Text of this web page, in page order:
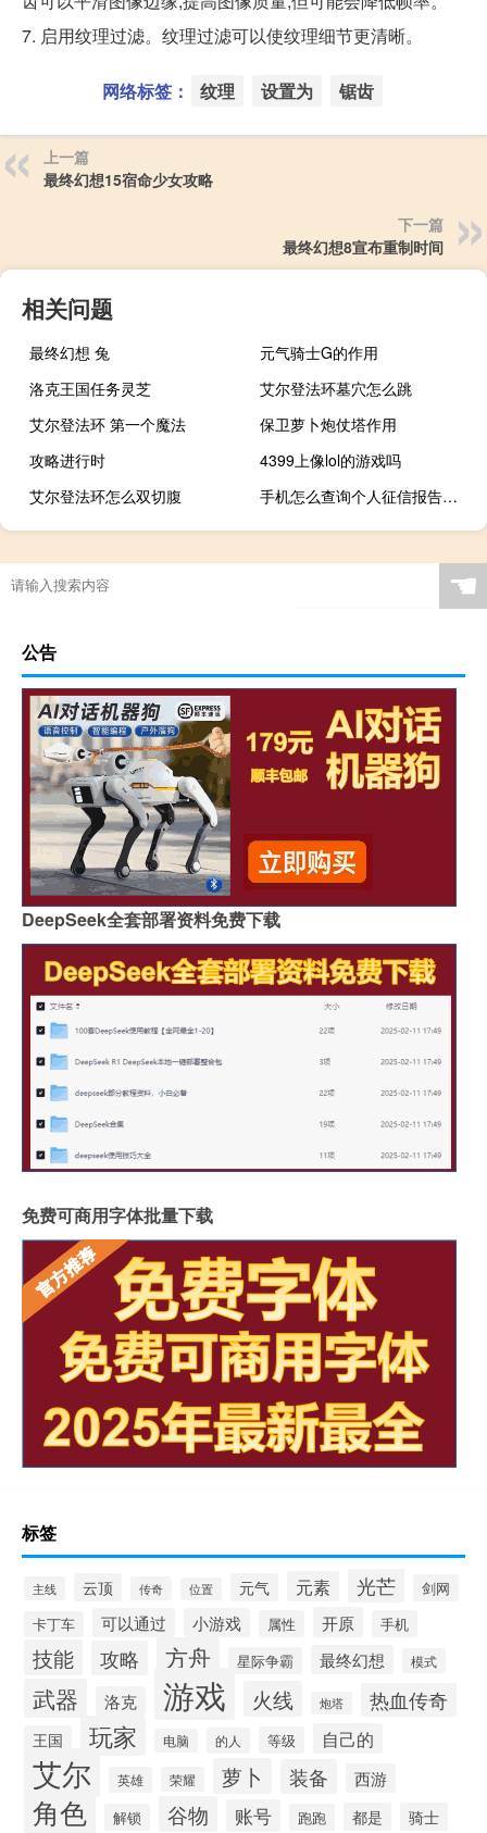
7. 启用纹理过滤。纹理过滤可以使纹理细节更清晰。
网络标签： 纹理 设置为 锯齿
上一篇
最终幻想15宿命少女攻略
下一篇
最终幻想8宣布重制时间
相关问题
最终幻想 兔
元气骑士G的作用
洛克王国任务灵芝
艾尔登法环墓穴怎么跳
艾尔登法环 第一个魔法
保卫萝卜炮仗塔作用
攻略进行时
4399上像lol的游戏吗
艾尔登法环怎么双切腹
手机怎么查询个人征信报告（手机怎么查询个人征信报告）
☚
公告
DeepSeek全套部署资料免费下载
免费可商用字体批量下载
标签
主线 云顶 传奇 位置 元气 元素 光芒 剑网
卡丁车 可以通过 小游戏 属性 开原 手机
技能 攻略 方舟 星际争霸 最终幻想 模式
武器 洛克 游戏 火线 炮塔 热血传奇
王国 玩家 电脑 的人 等级 自己的
艾尔 英雄 荣耀 萝卜 装备 西游
角色 解锁 谷物 账号 跑跑 都是 骑士